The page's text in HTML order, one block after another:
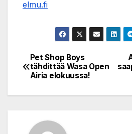
elmu.fi
Post
navigation
Pet Shop Boys
tähdittää Wasa Open
Airia elokuussa!